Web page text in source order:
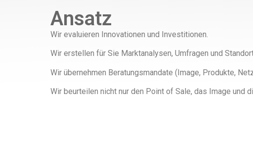
Ansatz
Wir evaluieren Innovationen und Investitionen.
Wir erstellen für Sie Marktanalysen, Umfragen und
Wir übernehmen Beratungsmandate (Image, Produkte,
Wir beurteilen nicht nur den Point of Sale, das Image und